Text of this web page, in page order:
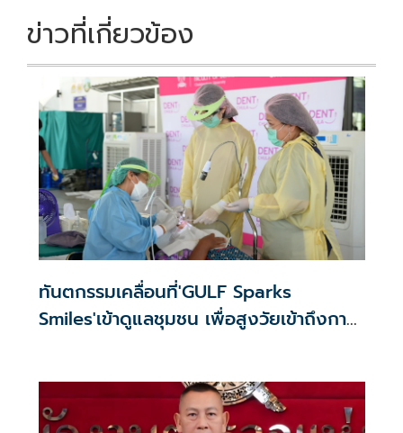
ข่าวที่เกี่ยวข้อง
ทันตกรรมเคลื่อนที่'GULF Sparks
Smiles'เข้าดูแลชุมชน เพื่อสูงวัยเข้าถึงการ